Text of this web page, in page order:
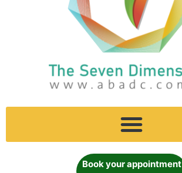
Book your appointment